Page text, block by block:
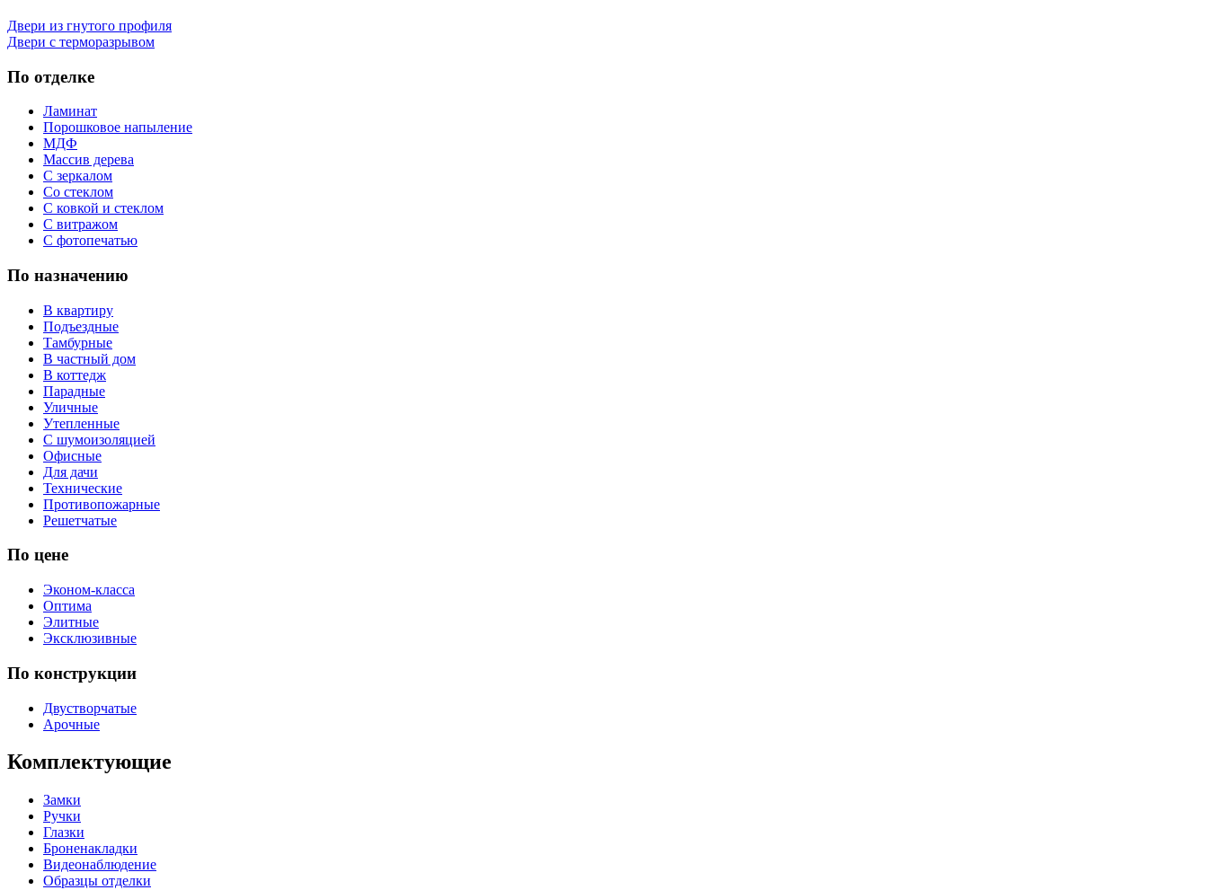
Двери из гнутого профиля
Двери с терморазрывом
По отделке
Ламинат
Порошковое напыление
МДФ
Массив дерева
С зеркалом
Со стеклом
С ковкой и стеклом
С витражом
С фотопечатью
По назначению
В квартиру
Подъездные
Тамбурные
В частный дом
В коттедж
Парадные
Уличные
Утепленные
С шумоизоляцией
Офисные
Для дачи
Технические
Противопожарные
Решетчатые
По цене
Эконом-класса
Оптима
Элитные
Эксклюзивные
По конструкции
Двустворчатые
Арочные
Комплектующие
Замки
Ручки
Глазки
Броненакладки
Видеонаблюдение
Образцы отделки